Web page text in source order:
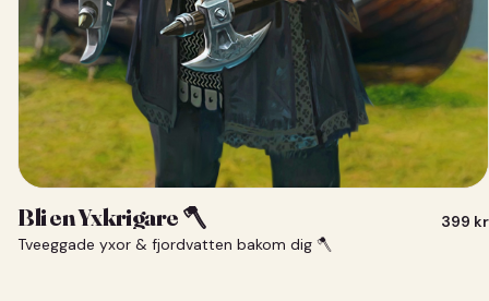
Bli en Yxkrigare 🪓
Tveeggade yxor & fjordvatten bakom dig 🪓
399 kr